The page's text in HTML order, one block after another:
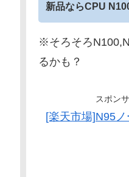
新品ならCPU
※そろそろ
るかも？
スポン
[楽天市場]N95